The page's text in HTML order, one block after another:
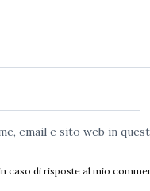
email e sito web in
caso di risposte al mio